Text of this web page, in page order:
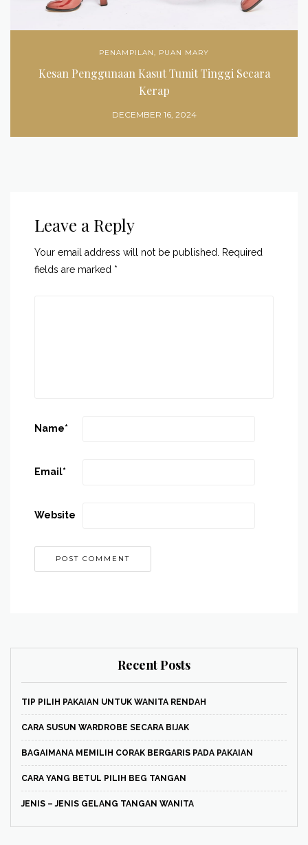
PENAMPILAN, PUAN MARY
Kesan Penggunaan Kasut Tumit Tinggi Secara
Kerap
DECEMBER 16, 2024
Leave a Reply
Your email address will not be published.
Required
fields are marked *
Name*
Email*
Website
Recent Posts
TIP PILIH PAKAIAN UNTUK WANITA RENDAH
CARA SUSUN WARDROBE SECARA BIJAK
BAGAIMANA MEMILIH CORAK BERGARIS PADA PAKAIAN
CARA YANG BETUL PILIH BEG TANGAN
JENIS – JENIS GELANG TANGAN WANITA